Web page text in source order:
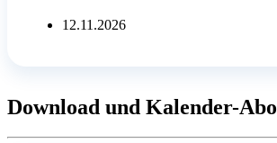
12.11.2026
Download und Kalender-Abo